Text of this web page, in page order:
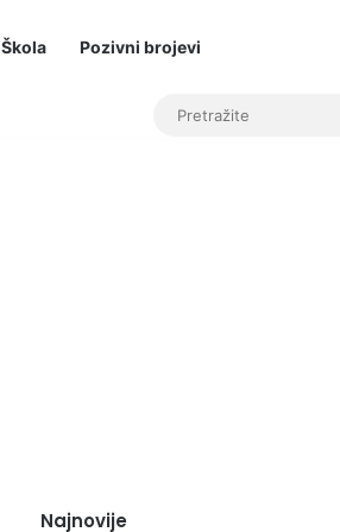
Škola Pozivni brojevi
Najnovije